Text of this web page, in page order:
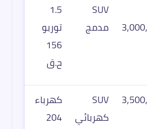
SUV
مدمج
1.5
توربو
156
ح.ق
SUV
كهربائي
كهرباء
204